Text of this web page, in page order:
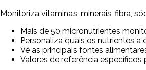
Monitoriza vitaminas, minerais, fibra,
Mais de 50 micronutrientes
Personaliza quais os nutrientes a
Vê as principais fontes
Valores de referência específicos